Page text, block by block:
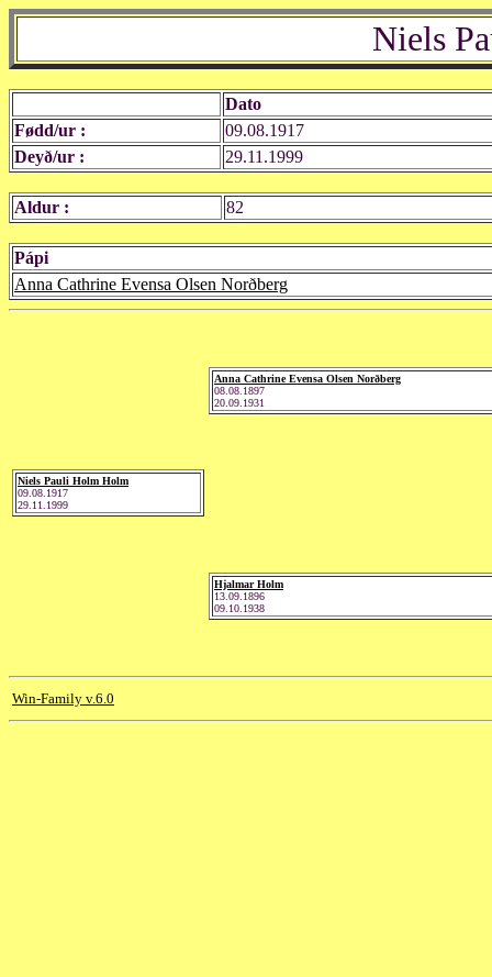
Niels
Dato
Fødd/ur :
09.08.1917
Deyð/ur :
29.11.1999
Aldur : 82
Pápi
Anna Cathrine Evensa Olsen Norðberg
Niels Pauli Holm Holm
09.08.1917
29.11.1999
Anna Cathrine Evensa Olsen Norðberg
08.08.1897
20.09.1931
Hjalmar Holm
13.09.1896
09.10.1938
Win-Family v.6.0